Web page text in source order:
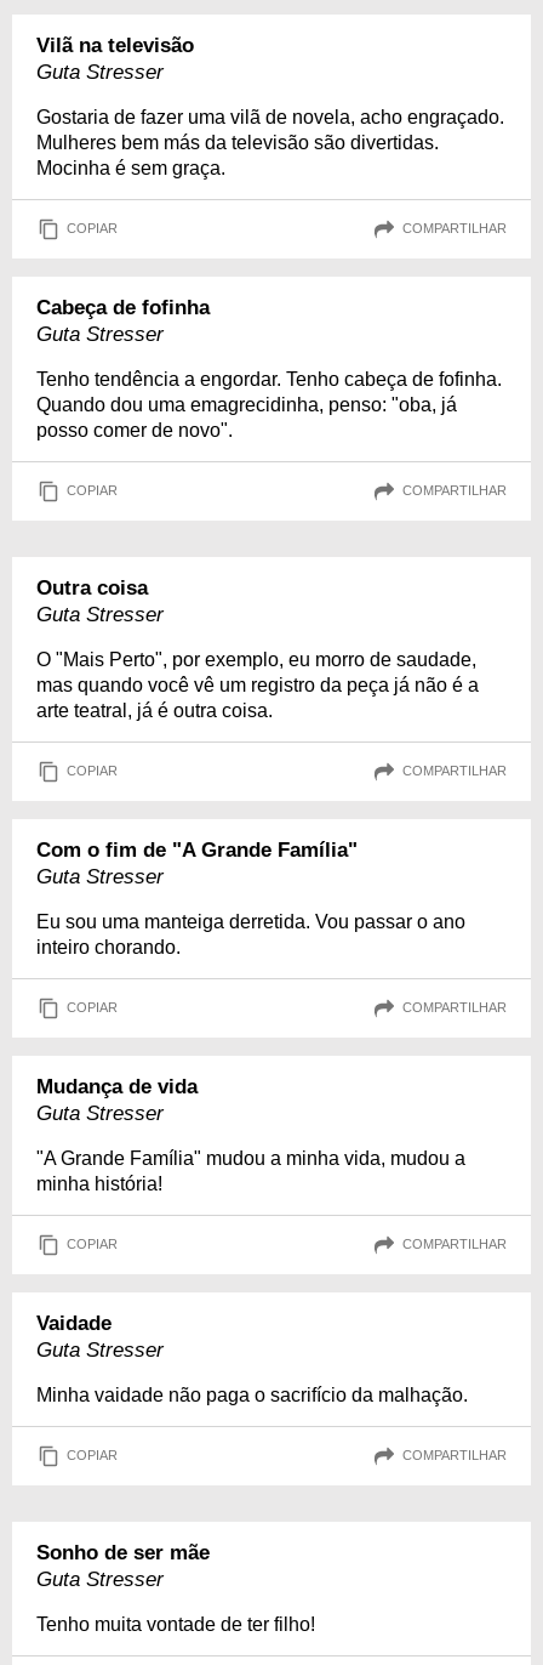
Vilã na televisão
Guta Stresser
Gostaria de fazer uma vilã de novela, acho engraçado.
Mulheres bem más da televisão são divertidas.
Mocinha é sem graça.
COPIAR COMPARTILHAR
Cabeça de fofinha
Guta Stresser
Tenho tendência a engordar. Tenho cabeça de fofinha.
Quando dou uma emagrecidinha, penso: "oba, já
posso comer de novo".
COPIAR COMPARTILHAR
Outra coisa
Guta Stresser
O "Mais Perto", por exemplo, eu morro de saudade,
mas quando você vê um registro da peça já não é a
arte teatral, já é outra coisa.
COPIAR COMPARTILHAR
Com o fim de "A Grande Família"
Guta Stresser
Eu sou uma manteiga derretida. Vou passar o ano
inteiro chorando.
COPIAR COMPARTILHAR
Mudança de vida
Guta Stresser
"A Grande Família" mudou a minha vida, mudou a
minha história!
COPIAR COMPARTILHAR
Vaidade
Guta Stresser
Minha vaidade não paga o sacrifício da malhação.
COPIAR COMPARTILHAR
Sonho de ser mãe
Guta Stresser
Tenho muita vontade de ter filho!